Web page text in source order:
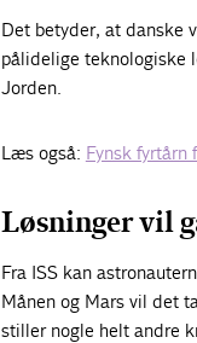
Det betyder, at danske
pålidelige teknologiske
Jorden.
Læs også: Fynsk fyrtårn
Løsninger vil
Fra ISS kan
Månen og Mars vil det
stiller nogle helt andre